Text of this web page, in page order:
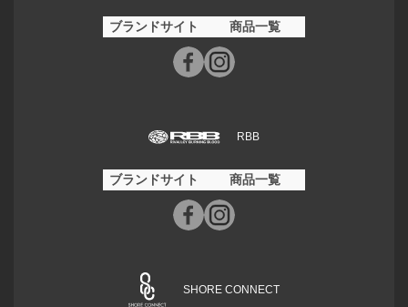
ブランドサイト 商品一覧
RBB
ブランドサイト 商品一覧
SHORE CONNECT